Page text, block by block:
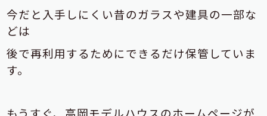
今だと入手しにくい昔のガラスや建具の一部な
どは
後で再利用するためにできるだけ保管していま
す。
もうすぐ、高岡モデルハウスのホームページが